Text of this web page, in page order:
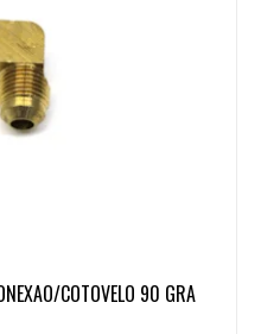
COTOVELO 90 GRA